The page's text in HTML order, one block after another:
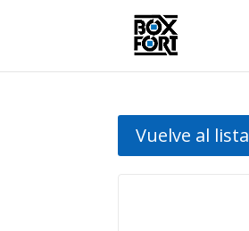
Vuelve al